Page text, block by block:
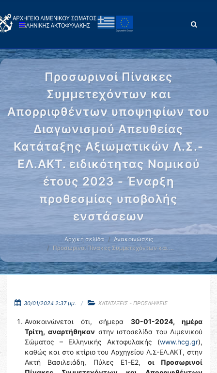
Προσωρινοί Πίνακες
Συμμετεχόντων και
Απορριφθέντων υποψηφίων του
Διαγωνισμού Απευθείας
Κατάταξης Αξιωματικών Λ.Σ.-
ΕΛ.ΑΚΤ. ειδικότητας Νομικού
έτους 2023 - Έναρξη
προθεσμίας υποβολής
ενστάσεων
Αρχική σελίδα
Ανακοινώσεις
Προσωρινοί Πίνακες Συμμετεχόντων και …
30/01/2024 2:37 μμ. ΚΑΤΑΤΑΞΕΙΣ - ΠΡΟΣΛΗΨΕΙΣ
Ανακοινώνεται ότι, σήμερα 30-01-2024,
ημέρα
Τρίτη, αναρτήθηκαν στην ιστοσελίδα του Λιμενικού
Σώματος – Ελληνικής Ακτοφυλακής (www.hcg.gr),
καθώς και στο κτίριο του Αρχηγείου Λ.Σ-ΕΛ.ΑΚΤ, στην
Ακτή Βασιλειάδη, Πύλες Ε1-Ε2, οι Προσωρινοί